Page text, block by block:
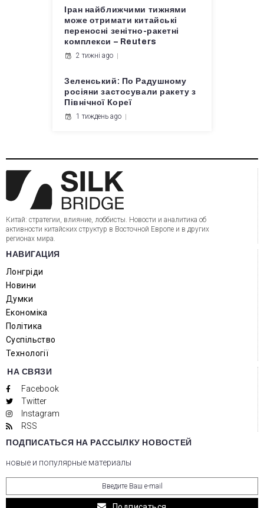
Іран найближчими тижнями
може отримати китайські
переносні зенітно-ракетні
комплекси – Reuters
2 тижні ago
Зеленський: По Радушному
росіяни застосували ракету з
Північної Кореї
1 тиждень ago
Китай: стратегии, влияние, лоббисты. Новости и аналитика об
активности китайских структур в Восточной Европе и в других
регионах мира.
НАВИГАЦИЯ
Лонгріди
Новини
Думки
Економіка
Політика
Суспільство
Технології
НА СВЯЗИ
Facebook
Twitter
Instagram
RSS
ПОДПИСАТЬСЯ НА РАССЫЛКУ НОВОСТЕЙ
новые и популярные материалы